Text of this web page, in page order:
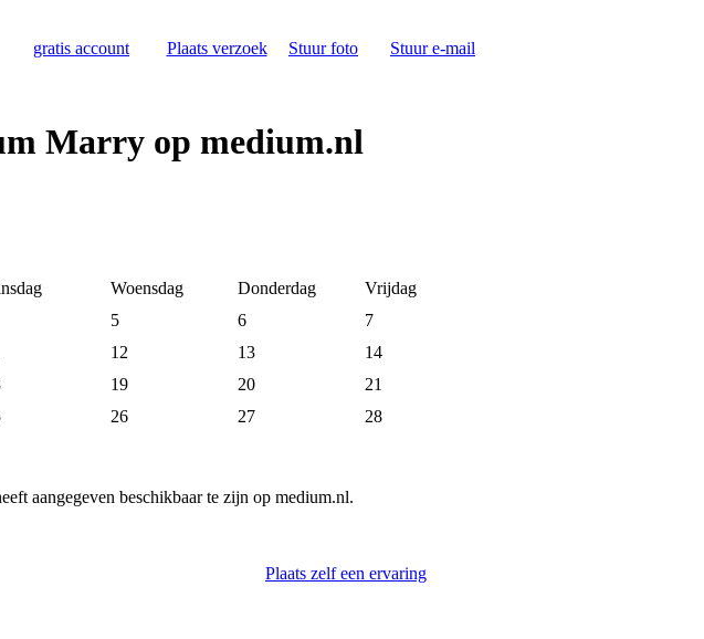
gratis account Plaats verzoek Stuur foto Stuur e-mail
Marry op medium.nl
Woensdag Donderdag
Vrijdag
5 6
7
12 13
14
19 20
21
26 27
28
aangegeven beschikbaar te zijn op medium.nl.
Plaats zelf een ervaring